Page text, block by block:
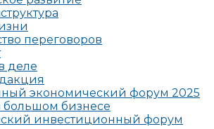
переговоров
деле
экономический форум 2025
большом бизнесе
инвестиционный форум